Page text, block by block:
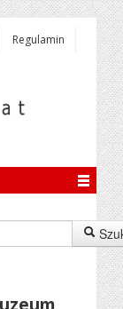
Regulamin